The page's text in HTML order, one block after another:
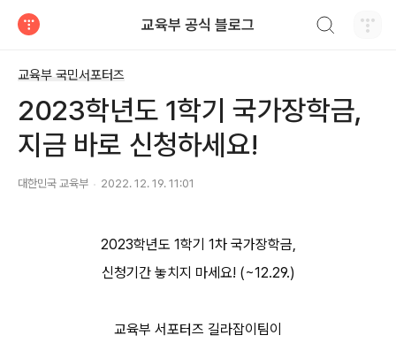
교육부 공식 블로그
교육부 국민서포터즈
2023학년도 1학기 국가장학금,
지금 바로 신청하세요!
대한민국 교육부 2022. 12. 19. 11:01
2023학년도 1학기 1차 국가장학금,
신청기간 놓치지 마세요! (~12.29.)
교육부 서포터즈 길라잡이팀이